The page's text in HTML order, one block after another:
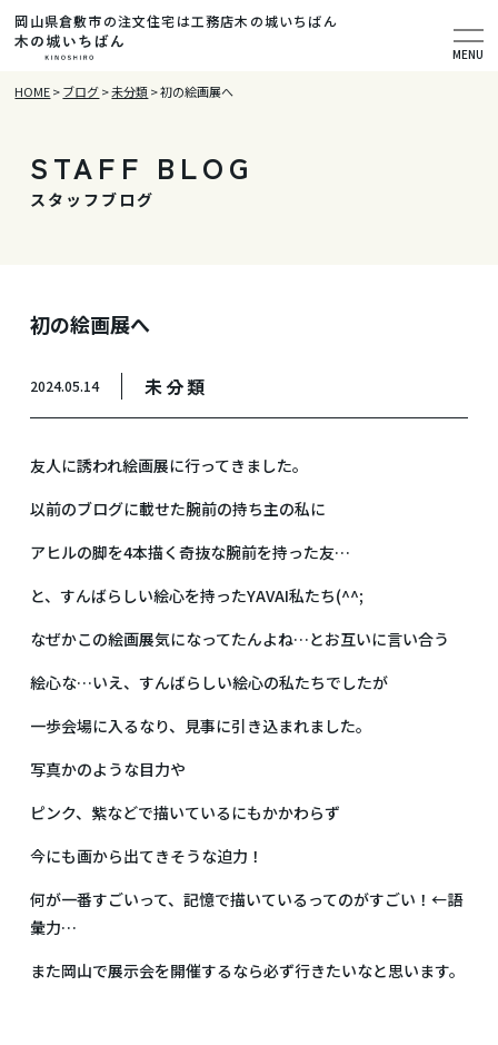
岡山県倉敷市の注文住宅は工務店木の城いちばん
MENU
HOME>ブログ>未分類>初の絵画展へ
STAFF BLOG
スタッフブログ
初の絵画展へ
2024.05.14 未分類
友人に誘われ絵画展に行ってきました。
以前のブログに載せた腕前の持ち主の私に
アヒルの脚を4本描く奇抜な腕前を持った友…
と、すんばらしい絵心を持ったYAVAI私たち(^^;
なぜかこの絵画展気になってたんよね…とお互いに言い合う
絵心な…いえ、すんばらしい絵心の私たちでしたが
一歩会場に入るなり、見事に引き込まれました。
写真かのような目力や
ピンク、紫などで描いているにもかかわらず
今にも画から出てきそうな迫力！
何が一番すごいって、記憶で描いているってのがすごい！←語
彙力…
また岡山で展示会を開催するなら必ず行きたいなと思います。